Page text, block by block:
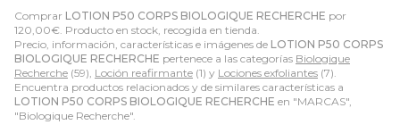
Comprar LOTION P50 CORPS BIOLOGIQUE RECHERCHE por
120,00€. Producto en stock, recogida en tienda.
Precio, información, características e imágenes de LOTION P50 CORPS
BIOLOGIQUE RECHERCHE pertenece a las categorías Biologique
Recherche (59), Loción reafirmante (1) y Lociones exfoliantes (7).
Encuentra productos relacionados y de similares características a
LOTION P50 CORPS BIOLOGIQUE RECHERCHE en "MARCAS",
"Biologique Recherche".